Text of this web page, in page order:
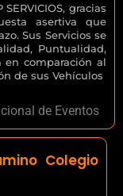
gracias
asertiva que
Sus Servicios se
Puntualidad,
en comparación al
de sus Vehículos
de Eventos
Colegio